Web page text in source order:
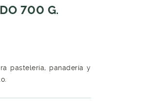
700 G.
pastelería, panadería y